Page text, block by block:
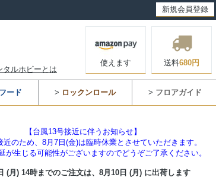
新規会員登録
タルホビーとは
使えます 送料680円
ード > ロックンロール > フロアガイド
【台風13号接近に伴うお知らせ】
近のため、8月7日(金)は臨時休業とさせていただきます。
が生じる可能性がございますのでどうぞご了承ください。
(月) 14時までのご注文は、 8月10日 (月) に出荷します